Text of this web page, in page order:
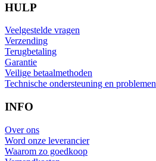
HULP
Veelgestelde vragen
Verzending
Terugbetaling
Garantie
Veilige betaalmethoden
Technische ondersteuning en problemen
INFO
Over ons
Word onze leverancier
Waarom zo goedkoop